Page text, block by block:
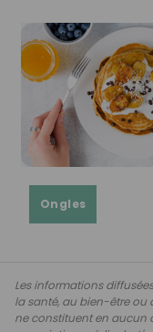
Ongles
Les informations
la santé, au bien-être ou
ne constituent en aucun